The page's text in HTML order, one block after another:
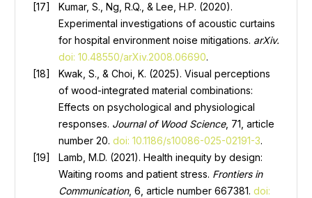
Kumar, S., Ng, R.Q., & Lee, H.P. (2020).
Experimental investigations of acoustic curtains
for hospital environment noise mitigations. arXiv.
doi: 10.48550/arXiv.2008.06690.
Kwak, S., & Choi, K. (2025). Visual perceptions
of wood-integrated material combinations:
Effects on psychological and physiological
responses. Journal of Wood Science, 71, article
number 20. doi: 10.1186/s10086-025-02191-3.
Lamb, M.D. (2021). Health inequity by design:
Waiting rooms and patient stress. Frontiers in
Communication, 6, article number 667381. doi: